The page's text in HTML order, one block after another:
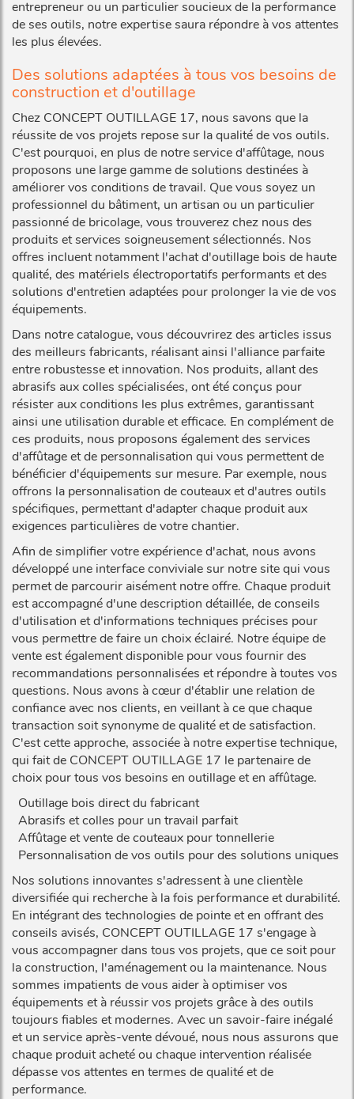
entrepreneur ou un particulier soucieux de la performance
de ses outils, notre expertise saura répondre à vos attentes
les plus élevées.
Des solutions adaptées à tous vos besoins de
construction et d'outillage
Chez CONCEPT OUTILLAGE 17, nous savons que la
réussite de vos projets repose sur la qualité de vos outils.
C'est pourquoi, en plus de notre service d'affûtage, nous
proposons une large gamme de solutions destinées à
améliorer vos conditions de travail. Que vous soyez un
professionnel du bâtiment, un artisan ou un particulier
passionné de bricolage, vous trouverez chez nous des
produits et services soigneusement sélectionnés. Nos
offres incluent notamment l'achat d'outillage bois de haute
qualité, des matériels électroportatifs performants et des
solutions d'entretien adaptées pour prolonger la vie de vos
équipements.
Dans notre catalogue, vous découvrirez des articles issus
des meilleurs fabricants, réalisant ainsi l'alliance parfaite
entre robustesse et innovation. Nos produits, allant des
abrasifs aux colles spécialisées, ont été conçus pour
résister aux conditions les plus extrêmes, garantissant
ainsi une utilisation durable et efficace. En complément de
ces produits, nous proposons également des services
d'affûtage et de personnalisation qui vous permettent de
bénéficier d'équipements sur mesure. Par exemple, nous
offrons la personnalisation de couteaux et d'autres outils
spécifiques, permettant d'adapter chaque produit aux
exigences particulières de votre chantier.
Afin de simplifier votre expérience d'achat, nous avons
développé une interface conviviale sur notre site qui vous
permet de parcourir aisément notre offre. Chaque produit
est accompagné d'une description détaillée, de conseils
d'utilisation et d'informations techniques précises pour
vous permettre de faire un choix éclairé. Notre équipe de
vente est également disponible pour vous fournir des
recommandations personnalisées et répondre à toutes vos
questions. Nous avons à cœur d'établir une relation de
confiance avec nos clients, en veillant à ce que chaque
transaction soit synonyme de qualité et de satisfaction.
C'est cette approche, associée à notre expertise technique,
qui fait de CONCEPT OUTILLAGE 17 le partenaire de
choix pour tous vos besoins en outillage et en affûtage.
Outillage bois direct du fabricant
Abrasifs et colles pour un travail parfait
Affûtage et vente de couteaux pour tonnellerie
Personnalisation de vos outils pour des solutions uniques
Nos solutions innovantes s'adressent à une clientèle
diversifiée qui recherche à la fois performance et durabilité.
En intégrant des technologies de pointe et en offrant des
conseils avisés, CONCEPT OUTILLAGE 17 s'engage à
vous accompagner dans tous vos projets, que ce soit pour
la construction, l'aménagement ou la maintenance. Nous
sommes impatients de vous aider à optimiser vos
équipements et à réussir vos projets grâce à des outils
toujours fiables et modernes. Avec un savoir-faire inégalé
et un service après-vente dévoué, nous nous assurons que
chaque produit acheté ou chaque intervention réalisée
dépasse vos attentes en termes de qualité et de
performance.